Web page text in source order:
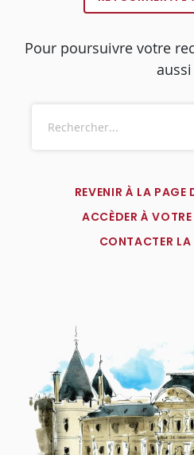
Pour poursuivre votre
aussi
REVENIR À LA PAGE
ACCÈDER À
CONTACTER LA